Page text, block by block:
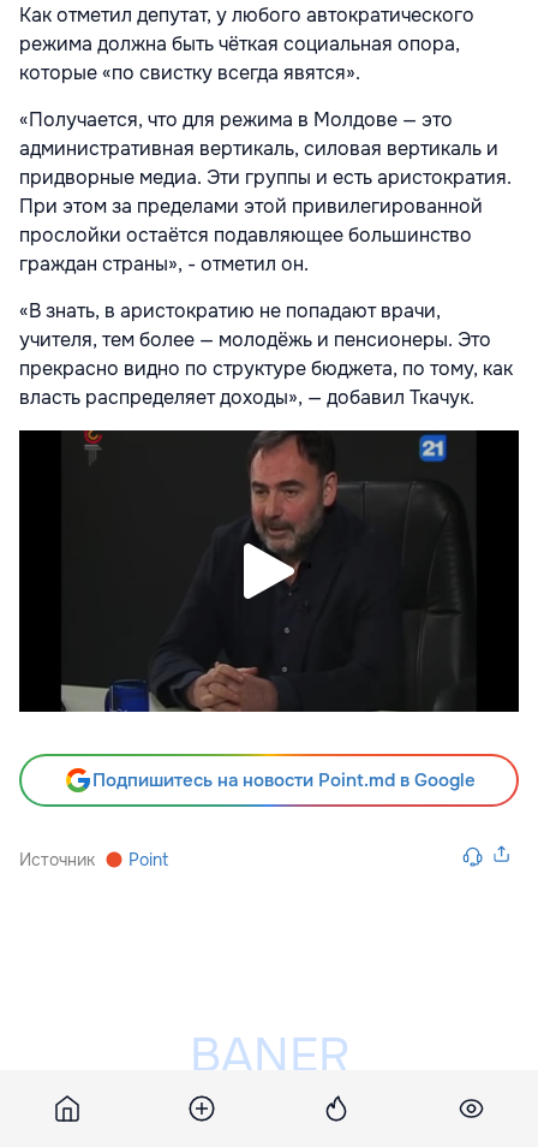
Как отметил депутат, у любого автократического
режима должна быть чёткая социальная опора,
которые «по свистку всегда явятся».
«Получается, что для режима в Молдове — это
административная вертикаль, силовая вертикаль и
придворные медиа. Эти группы и есть аристократия.
При этом за пределами этой привилегированной
прослойки остаётся подавляющее большинство
граждан страны», - отметил он.
«В знать, в аристократию не попадают врачи,
учителя, тем более — молодёжь и пенсионеры. Это
прекрасно видно по структуре бюджета, по тому, как
власть распределяет доходы», — добавил Ткачук.
Подпишитесь на новости Point.md в Google
Источник Point